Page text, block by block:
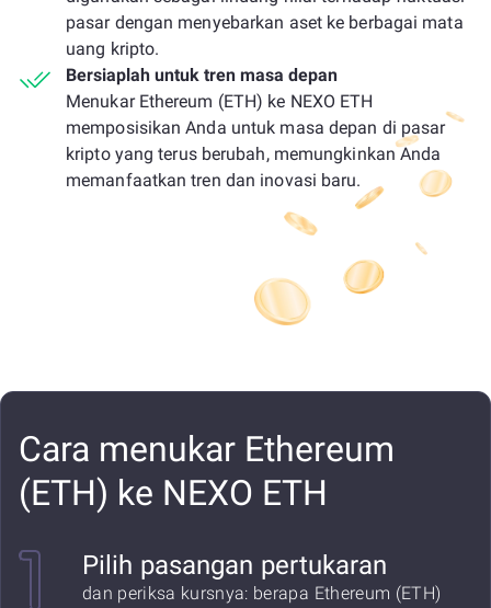
pasar dengan menyebarkan aset ke berbagai mata
uang kripto.
Bersiaplah untuk tren masa depan
Menukar Ethereum (ETH) ke NEXO ETH
memposisikan Anda untuk masa depan di pasar
kripto yang terus berubah, memungkinkan Anda
memanfaatkan tren dan inovasi baru.
Cara menukar Ethereum
(ETH) ke NEXO ETH
Pilih pasangan pertukaran
dan periksa kursnya: berapa Ethereum (ETH)